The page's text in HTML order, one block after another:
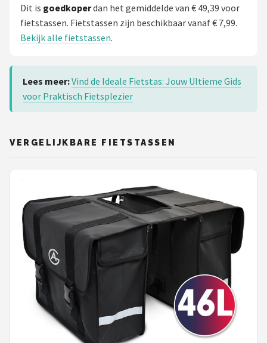
Dit is goedkoperdan het gemiddelde van € 49,39 voor
fietstassen. Fietstassen zijn beschikbaar vanaf € 7,99.
Bekijk alle fietstassen.
Lees meer:Vind de Ideale Fietstas: Jouw Ultieme Gids
voor Praktisch Fietsplezier
VERGELIJKBARE FIETSTASSEN